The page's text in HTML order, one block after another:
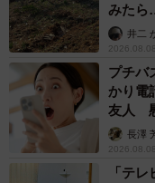
みたら
るか井二
2026.08.08
プチバ
かり電
友人
解説】
長澤
2026.08.08
「テ